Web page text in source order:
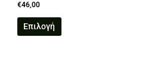
€46,00
Επιλογή